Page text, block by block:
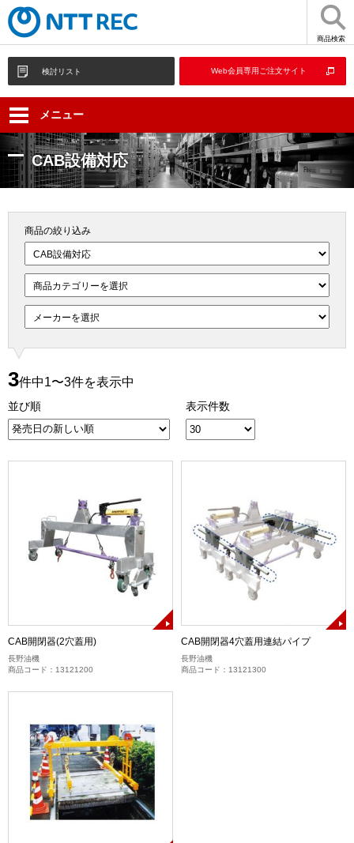
商品検索
検討リスト Web会員専用ご注文サイト
メニュー
CAB設備対応
商品の絞り込み
3件中1〜3件を表示中
並び順 表示件数
CAB開閉器(2穴蓋用)
長野油機
商品コード：13121200
CAB開閉器4穴蓋用連結パイプ
長野油機
商品コード：13121300